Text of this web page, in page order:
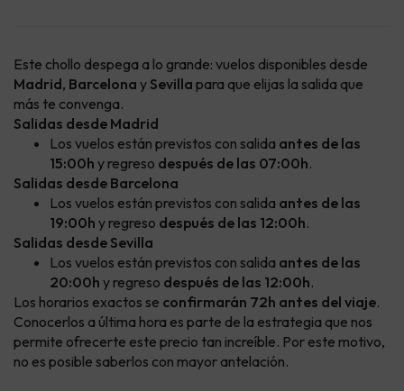
Este chollo despega a lo grande: vuelos disponibles desde
Madrid, Barcelona y Sevilla para que elijas la salida que
más te convenga.
Salidas desde Madrid
Los vuelos están previstos con salida antes de las
15:00h y regreso después de las 07:00h.
Salidas desde Barcelona
Los vuelos están previstos con salida antes de las
19:00h y regreso después de las 12:00h.
Salidas desde Sevilla
Los vuelos están previstos con salida antes de las
20:00h y regreso después de las 12:00h.
Los horarios exactos se confirmarán 72h antes del viaje.
Conocerlos a última hora es parte de la estrategia que nos
permite ofrecerte este precio tan increíble. Por este motivo,
no es posible saberlos con mayor antelación.